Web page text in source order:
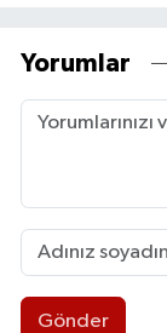
Yorumlar
Gönder